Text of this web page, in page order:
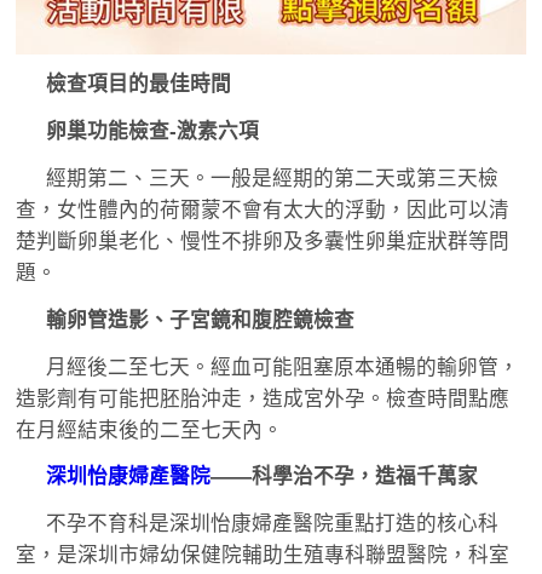
檢查項目的最佳時間
卵巢功能檢查-激素六項
經期第二、三天。一般是經期的第二天或第三天檢
查，女性體內的荷爾蒙不會有太大的浮動，因此可以清
楚判斷卵巢老化、慢性不排卵及多囊性卵巢症狀群等問
題。
輸卵管造影、子宮鏡和腹腔鏡檢查
月經後二至七天。經血可能阻塞原本通暢的輸卵管，
造影劑有可能把胚胎沖走，造成宮外孕。檢查時間點應
在月經結束後的二至七天內。
深圳怡康婦產醫院——科學治不孕，造福千萬家
不孕不育科是深圳怡康婦產醫院重點打造的核心科
室，是深圳市婦幼保健院輔助生殖專科聯盟醫院，科室